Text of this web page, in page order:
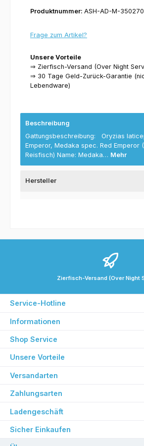
Produktnummer: ASH-AD-M-
Frage zum Artikel?
Unsere Vorteile
⇒ Zierfisch-Versand (Over Night
⇒ 30 Tage Geld-Zurück-Garantie
Lebendware)
Beschreibung
Gattungsbeschreibung: Oryzias
Emperor, Medaka spec. Red Emperor
Reisfisch) Name: Medaka… Mehr
Hersteller
Zierfisch-Versand (Over Night
Service-Hotline
Informationen
Shop Service
Unsere Vorteile
Versandarten
Zahlungsarten
Ladengeschäft
Sicher Einkaufen